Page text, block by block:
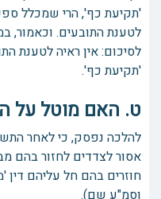
'תקיעת כף', הרי שמכלל
לטענת התובעים. וכאמור,
לסיכום: אין ראיה לטענת
'תקיעת כף'.
ט. האם מוטל על
להלכה נפסק, כי לאחר
אסור לצדדים לחזור בהם
חוזרים בהם חל עליהם
וסמ"ע שם).